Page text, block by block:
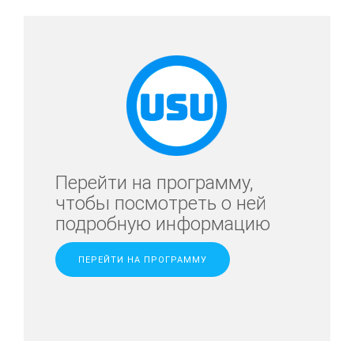
Перейти на программу,
чтобы посмотреть о ней
подробную информацию
ПЕРЕЙТИ НА ПРОГРАММУ